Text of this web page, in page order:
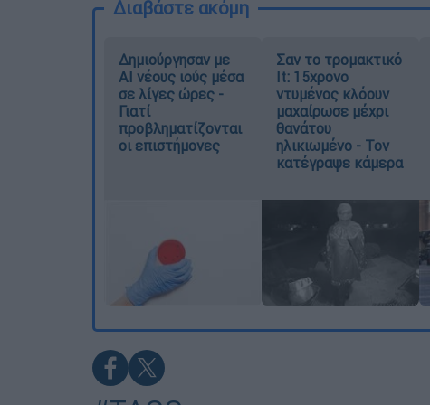
Διαβάστε ακόμη
Δημιούργησαν με
AI νέους ιούς μέσα
σε λίγες ώρες -
Γιατί
προβληματίζονται
οι επιστήμονες
Σαν το τρομακτικό
It: 15χρονο
ντυμένος κλόουν
μαχαίρωσε μέχρι
θανάτου
ηλικιωμένο - Τον
κατέγραψε κάμερα